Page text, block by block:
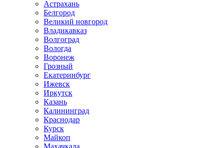
Астрахань
Белгород
Великий новгород
Владикавказ
Волгоград
Вологда
Воронеж
Грозный
Екатеринбург
Ижевск
Иркутск
Казань
Калининград
Краснодар
Курск
Майкоп
Махачкала